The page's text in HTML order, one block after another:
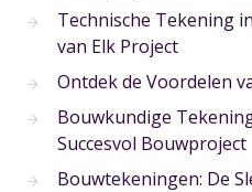
Technische Tekening
van Elk Project
Ontdek de Voordelen
Bouwkundige
Succesvol Bouwproject
Bouwtekeningen: De